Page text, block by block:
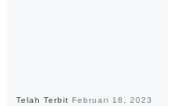
Telah Terbit Februari 18, 2023